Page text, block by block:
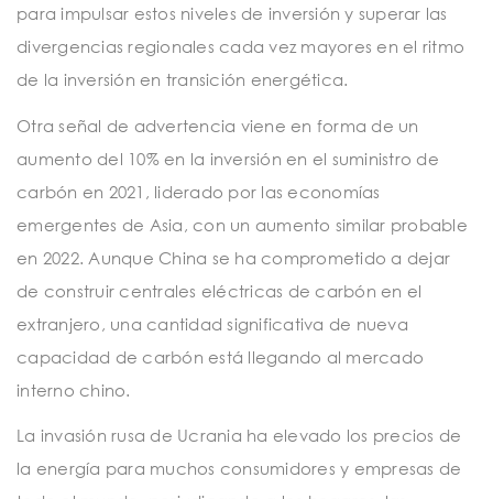
para impulsar estos niveles de inversión y superar las
divergencias regionales cada vez mayores en el ritmo
de la inversión en transición energética.
Otra señal de advertencia viene en forma de un
aumento del 10% en la inversión en el suministro de
carbón en 2021, liderado por las economías
emergentes de Asia, con un aumento similar probable
en 2022. Aunque China se ha comprometido a dejar
de construir centrales eléctricas de carbón en el
extranjero, una cantidad significativa de nueva
capacidad de carbón está llegando al mercado
interno chino.
La invasión rusa de Ucrania ha elevado los precios de
la energía para muchos consumidores y empresas de